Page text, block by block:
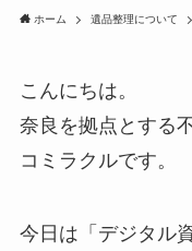
ホーム 遺品整理について
こんにちは。
奈良を拠点とする
コミラクルです。
今日は「デジタル